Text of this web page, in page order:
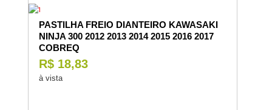
PASTILHA FREIO DIANTEIRO KAWASAKI
NINJA 300 2012 2013 2014 2015 2016 2017
COBREQ
R$ 18,83
à vista